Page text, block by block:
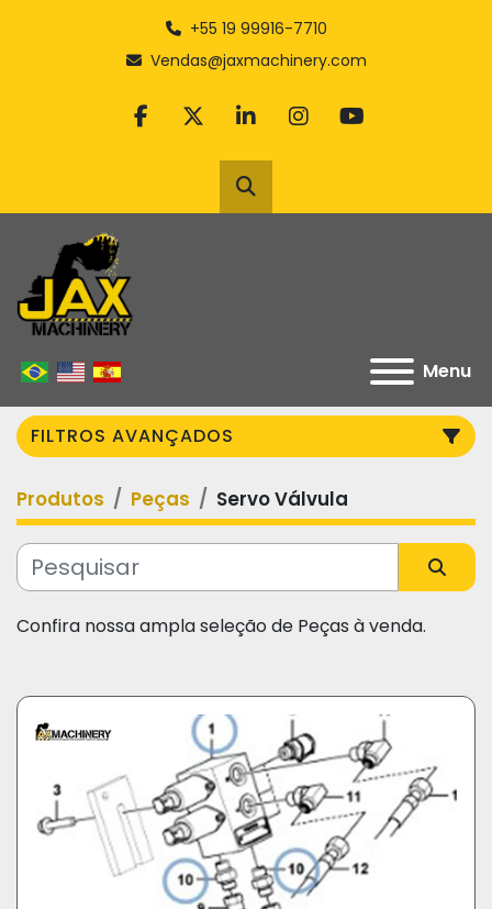
+55 19 99916-7710
Vendas@jaxmachinery.com
facebook
twitterlinkedininstagram
youtube
Pesquisar
Menu
FILTROS AVANÇADOS
Categoria
Fabricante
Produtos Peças Servo Válvula
Confira nossa ampla seleção de Peças à venda.